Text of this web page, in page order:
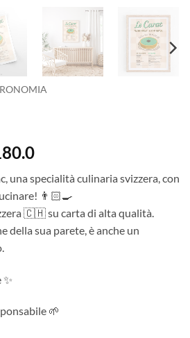
Fascia
prezzo:
da
CHF 40.0
a
una specialità culinaria svizzera, con
👨🏻‍🍳
🇨🇭 su carta di alta qualità.
della sua parete, è anche un
🌱